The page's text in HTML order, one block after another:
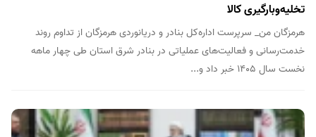
تخلیه‌و‌بارگیری کالا
هرمزگان من_ سرپرست اداره‌کل بنادر و دریانوردی هرمزگان از تداوم روند
خدمت‌رسانی و فعالیت‌های عملیاتی در بنادر شرق استان طی چهار ماهه
نخست سال ۱۴۰۵ خبر داد و...